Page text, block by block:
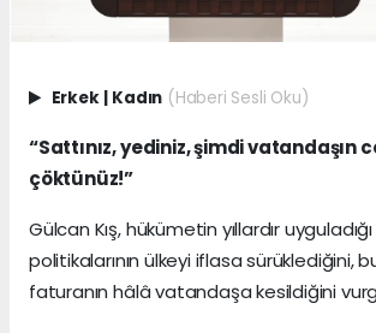
Erkek Kadın (Haberi Sesli Oku)
“Sattınız, yediniz, şimdi vatandaşın
çöktünüz!”
Gülcan Kış, hükümetin yıllardır
politikalarının ülkeyi iflasa sürüklediğini,
faturanın hâlâ vatandaşa kesildiğini